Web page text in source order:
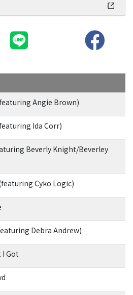
Angie Brown)
Ida Corr)
Beverly Knight/Beverley
Cyko Logic)
Debra Andrew)
Got